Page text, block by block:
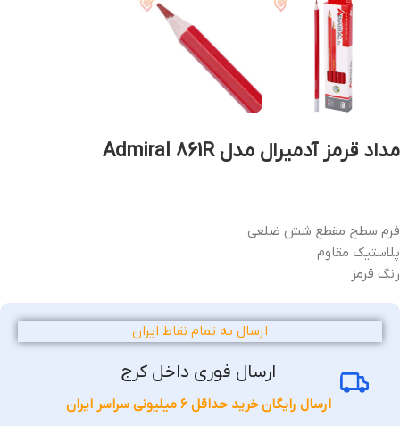
مداد قرمز آدمیرال مدل Admiral 861R
فرم سطح مقطع شش ضلعی
پلاستیک مقاوم
رنگ قرمز
ارسال به تمام نقاط ایران
ارسال فوری داخل کرج
ارسال رایگان خرید حداقل 6 میلیونی سراسر ایران